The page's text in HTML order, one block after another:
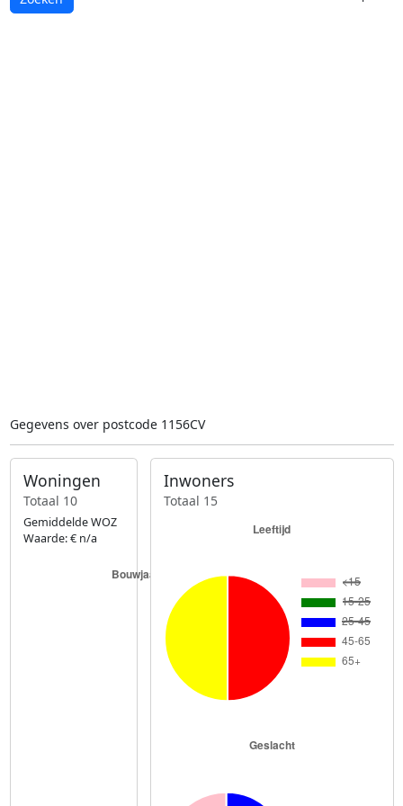
Gegevens over postcode 1156CV
Woningen
Totaal 10
Gemiddelde WOZ
Waarde: € n/a
Inwoners
Totaal 15